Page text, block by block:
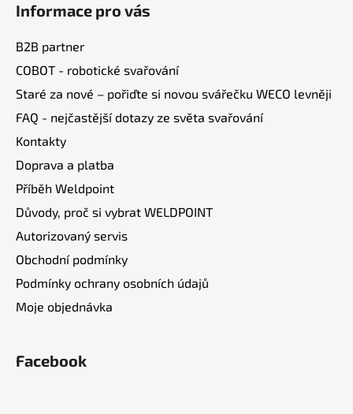
í
p
r
v
i
Informace pro vás
B2B partner
COBOT - robotické svařování
Staré za nové – pořiďte si novou svářečku WECO levněji
FAQ - nejčastější dotazy ze světa svařování
Kontakty
Doprava a platba
Příběh Weldpoint
Důvody, proč si vybrat WELDPOINT
Autorizovaný servis
Obchodní podmínky
Podmínky ochrany osobních údajů
Moje objednávka
Facebook